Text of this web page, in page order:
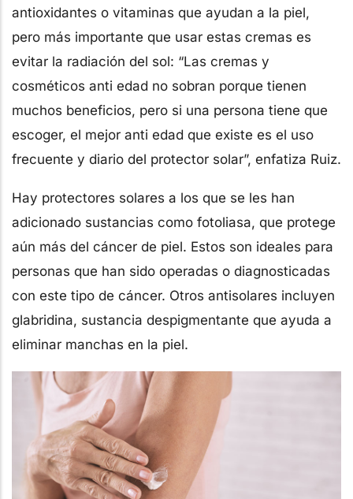
antioxidantes o vitaminas que ayudan a la piel,
pero más importante que usar estas cremas es
evitar la radiación del sol: “Las cremas y
cosméticos anti edad no sobran porque tienen
muchos beneficios, pero si una persona tiene que
escoger, el mejor anti edad que existe es el uso
frecuente y diario del protector solar”, enfatiza Ruiz.
Hay protectores solares a los que se les han
adicionado sustancias como fotoliasa, que protege
aún más del cáncer de piel. Estos son ideales para
personas que han sido operadas o diagnosticadas
con este tipo de cáncer. Otros antisolares incluyen
glabridina, sustancia despigmentante que ayuda a
eliminar manchas en la piel.